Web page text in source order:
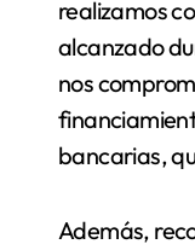
realizamos
alcanzado
nos
bancarias,
Además,